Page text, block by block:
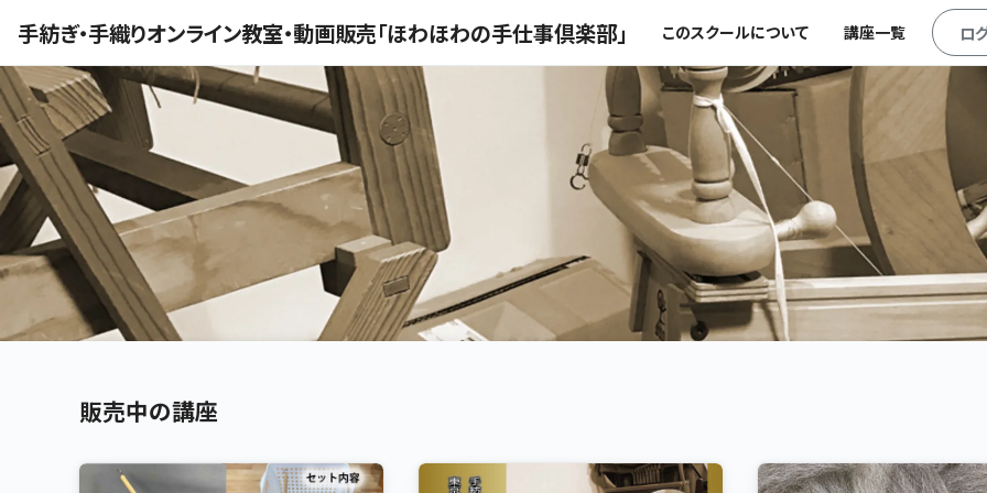
手紡ぎ・手織りオンライン教室・動画販売「ほわほわの手仕事倶楽部」 このスクールについて 講座一覧 ロ
販売中の講座